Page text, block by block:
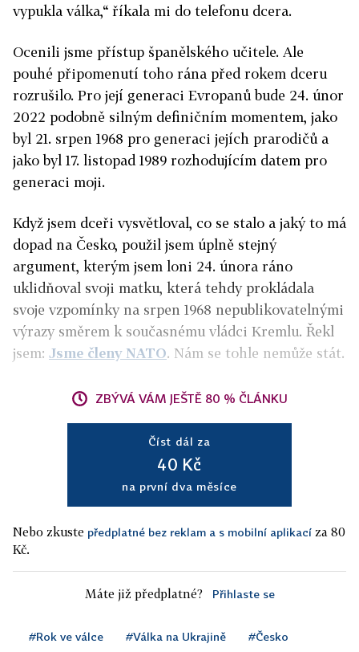
vypukla válka,“ říkala mi do telefonu dcera.
Ocenili jsme přístup španělského učitele. Ale
pouhé připomenutí toho rána před rokem dceru
rozrušilo. Pro její generaci Evropanů bude 24. únor
2022 podobně silným definičním momentem, jako
byl 21. srpen 1968 pro generaci jejích prarodičů a
jako byl 17. listopad 1989 rozhodujícím datem pro
generaci moji.
Když jsem dceři vysvětloval, co se stalo a jaký to má
dopad na Česko, použil jsem úplně stejný
argument, kterým jsem loni 24. února ráno
uklidňoval svoji matku, která tehdy prokládala
svoje vzpomínky na srpen 1968 nepublikovatelnými
výrazy směrem k současnému vládci Kremlu. Řekl
jsem: Jsme členy NATO. Nám se tohle nemůže stát.
ZBÝVÁ VÁM JEŠTĚ 80 % ČLÁNKU
Číst dál za
40 Kč
na první dva měsíce
Nebo zkuste předplatné bez reklam a s mobilní aplikací za 80
Kč.
Máte již předplatné? Přihlaste se
#Rok ve válce #Válka na Ukrajině #Česko